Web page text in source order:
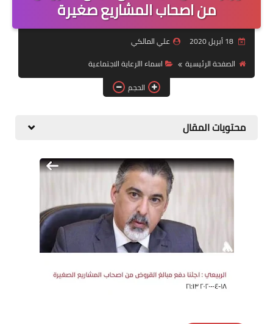
اخبار وزارة العمل وهيئة
التقاعد
قطع الاراضي
من اصحاب المشاريع صغيرة
18 أبريل 2020
علي المالكي
الصفحة الرئيسية
اسماء االرعاية الاجتماعية
الحجم
محتويات المقال